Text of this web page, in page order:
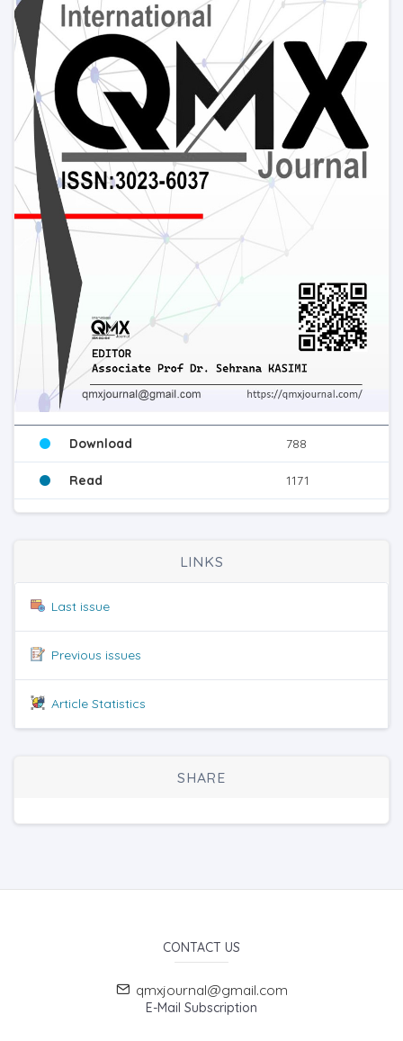
Download 788
Read 1171
LINKS
Last issue
Previous issues
Article Statistics
SHARE
CONTACT US
qmxjournal@gmail.com
E-Mail Subscription